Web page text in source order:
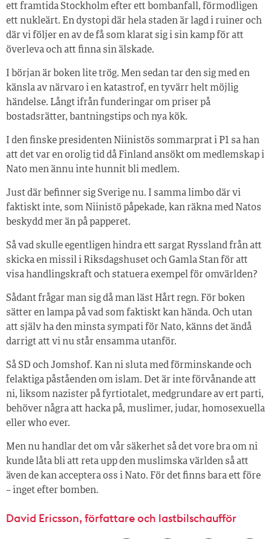
ett framtida Stockholm efter ett bombanfall, förmodligen
ett nukleärt. En dystopi där hela staden är lagd i ruiner och
där vi följer en av de få som klarat sig i sin kamp för att
överleva och att finna sin älskade.
I början är boken lite trög. Men sedan tar den sig med en
känsla av närvaro i en katastrof, en tyvärr helt möjlig
händelse. Långt ifrån funderingar om priser på
bostadsrätter, bantningstips och nya kök.
I den finske presidenten Niinistös sommarprat i P1 sa han
att det var en orolig tid då Finland ansökt om medlemskap i
Nato men ännu inte hunnit bli medlem.
Just där befinner sig Sverige nu. I samma limbo där vi
faktiskt inte, som Niinistö påpekade, kan räkna med Natos
beskydd mer än på papperet.
Så vad skulle egentligen hindra ett sargat Ryssland från att
skicka en missil i Riksdagshuset och Gamla Stan för att
visa handlingskraft och statuera exempel för omvärlden?
Sådant frågar man sig då man läst Hårt regn. För boken
sätter en lampa på vad som faktiskt kan hända. Och utan
att själv ha den minsta sympati för Nato, känns det ändå
darrigt att vi nu står ensamma utanför.
Så SD och Jomshof. Kan ni sluta med förminskande och
felaktiga påståenden om islam. Det är inte förvånande att
ni, liksom nazister på fyrtiotalet, medgrundare av ert parti,
behöver några att hacka på, muslimer, judar, homosexuella
eller who ever.
Men nu handlar det om vår säkerhet så det vore bra om ni
kunde låta bli att reta upp den muslimska världen så att
även de kan acceptera oss i Nato. För det finns bara ett före
– inget efter bomben.
David Ericsson, författare och lastbilschaufför